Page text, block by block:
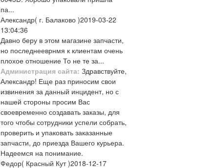
па...
Александр( г. Балаково )2019-03-22
13:04:36
Давно беру в этом магазине запчасти,
но последнееврнмя к клиентам очень
плохое отношение То не те за...
Администрация сайта: Здравствуйте,
Александр! Еще раз приносим свои
извинения за данный инцидент, но с
нашей стороны просим Вас
своевременно создавать заказы, для
того чтобы сотрудники успели собрать,
проверить и упаковать заказанные
запчасти, до приезда Вашего курьера.
Надеемся на понимание.
Федор( Красный Кут )2018-12-17